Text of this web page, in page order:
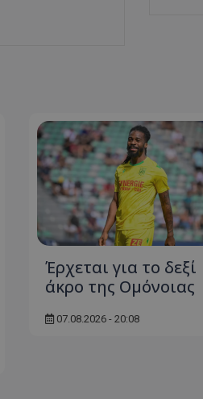
Έρχεται για το δεξί
άκρο της Ομόνοιας
07.08.2026 - 20:08